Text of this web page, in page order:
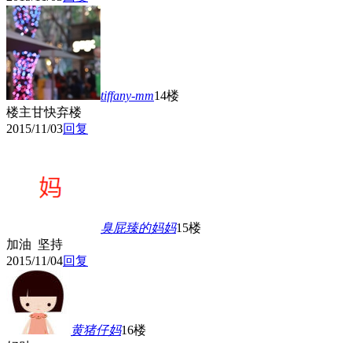
tiffany-mm14楼
楼主甘快弃楼
2015/11/03回复
臭屁臻的妈妈15楼
加油 坚持
2015/11/04回复
黄猪仔妈16楼